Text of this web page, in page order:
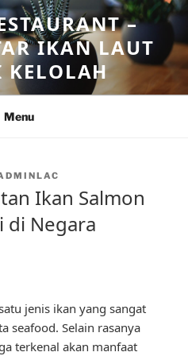
–
IKAN LAUT
KELOLAH
Menu
Ikan Salmon
di Negara
jenis ikan yang sangat
seafood. Selain rasanya
terkenal akan manfaat